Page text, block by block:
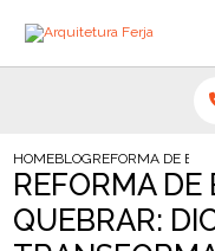
HOMEBLOGREFORMA DE
REFORMA DE
QUEBRAR: